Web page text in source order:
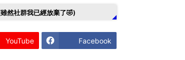
然社群我已經放棄了🤣)
YouTube Facebook